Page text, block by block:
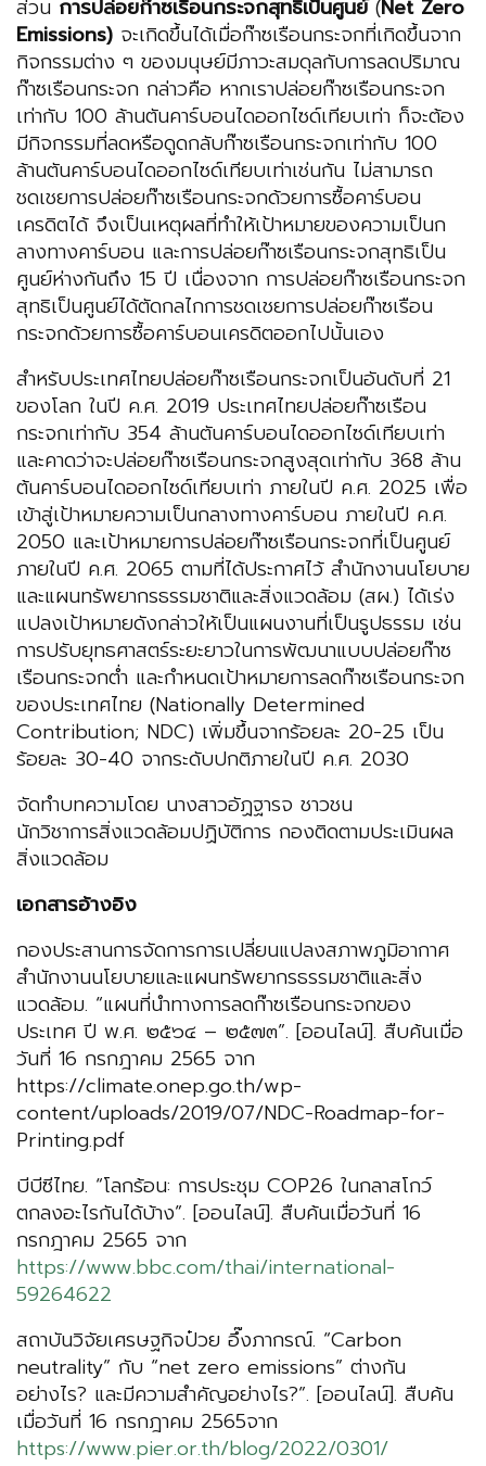
ส่วน การปล่อยก๊าซเรือนกระจกสุทธิเป็นศูนย์(Net Zero
Emissions) จะเกิดขึ้นได้เมื่อก๊าซเรือนกระจกที่เกิดขึ้นจาก
กิจกรรมต่าง ๆ ของมนุษย์มีภาวะสมดุลกับการลดปริมาณ
ก๊าซเรือนกระจก กล่าวคือ หากเราปล่อยก๊าซเรือนกระจก
เท่ากับ 100 ล้านตันคาร์บอนไดออกไซด์เทียบเท่า ก็จะต้อง
มีกิจกรรมที่ลดหรือดูดกลับก๊าซเรือนกระจกเท่ากับ 100
ล้านตันคาร์บอนไดออกไซด์เทียบเท่าเช่นกัน ไม่สามารถ
ชดเชยการปล่อยก๊าซเรือนกระจกด้วยการซื้อคาร์บอน
เครดิตได้ จึงเป็นเหตุผลที่ทำให้เป้าหมายของความเป็นก
ลางทางคาร์บอน และการปล่อยก๊าซเรือนกระจกสุทธิเป็น
ศูนย์ห่างกันถึง 15 ปี เนื่องจาก การปล่อยก๊าซเรือนกระจก
สุทธิเป็นศูนย์ได้ตัดกลไกการชดเชยการปล่อยก๊าซเรือน
กระจกด้วยการซื้อคาร์บอนเครดิตออกไปนั้นเอง
สำหรับประเทศไทยปล่อยก๊าซเรือนกระจกเป็นอันดับที่ 21
ของโลก ในปี ค.ศ. 2019 ประเทศไทยปล่อยก๊าซเรือน
กระจกเท่ากับ 354 ล้านตันคาร์บอนไดออกไซด์เทียบเท่า
และคาดว่าจะปล่อยก๊าซเรือนกระจกสูงสุดเท่ากับ 368 ล้าน
ต้นคาร์บอนไดออกไซด์เทียบเท่า ภายในปี ค.ศ. 2025 เพื่อ
เข้าสู่เป้าหมายความเป็นกลางทางคาร์บอน ภายในปี ค.ศ.
2050 และเป้าหมายการปล่อยก๊าซเรือนกระจกที่เป็นศูนย์
ภายในปี ค.ศ. 2065 ตามที่ได้ประกาศไว้ สำนักงานนโยบาย
และแผนทรัพยากรธรรมชาติและสิ่งแวดล้อม (สผ.) ได้เร่ง
แปลงเป้าหมายดังกล่าวให้เป็นแผนงานที่เป็นรูปธรรม เช่น
การปรับยุทธศาสตร์ระยะยาวในการพัฒนาแบบปล่อยก๊าซ
เรือนกระจกต่ำ และกำหนดเป้าหมายการลดก๊าซเรือนกระจก
ของประเทศไทย (Nationally Determined
Contribution; NDC) เพิ่มขึ้นจากร้อยละ 20-25 เป็น
ร้อยละ 30-40 จากระดับปกติภายในปี ค.ศ. 2030
จัดทำบทความโดย นางสาวอัฏฐารจ ชาวชน
นักวิชาการสิ่งแวดล้อมปฏิบัติการ กองติดตามประเมินผล
สิ่งแวดล้อม
เอกสารอ้างอิง
กองประสานการจัดการการเปลี่ยนแปลงสภาพภูมิอากาศ
สำนักงานนโยบายและแผนทรัพยากรธรรมชาติและสิ่ง
แวดล้อม. “แผนที่นําทางการลดก๊าซเรือนกระจกของ
ประเทศ ปี พ.ศ. ๒๕๖๔ – ๒๕๗๓”. [ออนไลน์]. สืบค้นเมื่อ
วันที่ 16 กรกฎาคม 2565 จาก
https://climate.onep.go.th/wp-
content/uploads/2019/07/NDC-Roadmap-for-
Printing.pdf
บีบีซีไทย. “โลกร้อน: การประชุม COP26 ในกลาสโกว์
ตกลงอะไรกันได้บ้าง”. [ออนไลน์]. สืบค้นเมื่อวันที่ 16
กรกฎาคม 2565 จาก
https://www.bbc.com/thai/international-
59264622
สถาบันวิจัยเศรษฐกิจป๋วย อึ๊งภากรณ์. “Carbon
neutrality” กับ “net zero emissions” ต่างกัน
อย่างไร? และมีความสำคัญอย่างไร?”. [ออนไลน์]. สืบค้น
เมื่อวันที่ 16 กรกฎาคม 2565จาก
https://www.pier.or.th/blog/2022/0301/